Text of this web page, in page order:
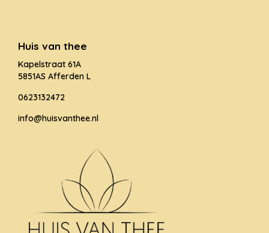
Huis van thee
Kapelstraat 61A
5851AS Afferden L
0623132472
info@huisvanthee.nl